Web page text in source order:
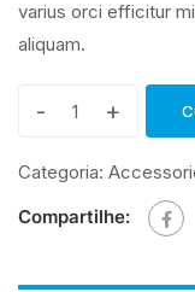
varius orci efficitur
aliquam.
-
Graphic
Beginners
+
Categoria:
Compartilhe: